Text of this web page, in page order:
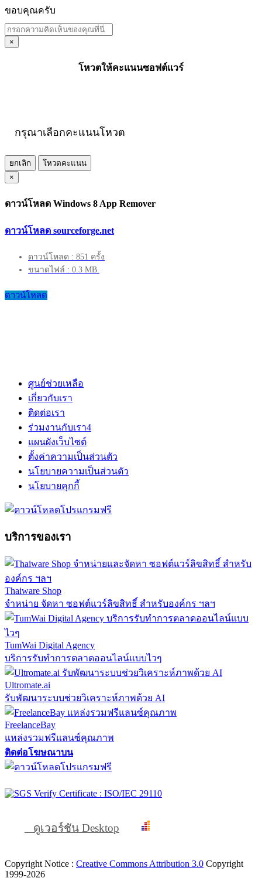
ขอบคุณครับ
×
โหวตให้คะแนนซอฟต์แวร์
กรุณาเลือกคะแนนโหวต
ยกเลิก
โหวตคะแนน
×
ดาวน์โหลด Windows 8 App Remover
ดาวน์โหลด sourceforge.net
ดาวน์โหลด : 851 ครั้ง
ขนาดไฟล์ : 0.3 MB.
ดาวน์โหลด
ศูนย์ช่วยเหลือ
เกี่ยวกับเรา
ติดต่อเรา
ร่วมงานกับเรา4
แผนผังเว็บไซต์
ตั้งค่าความเป็นส่วนตัว
นโยบายความเป็นส่วนตัว
นโยบายคุกกี้
บริการของเรา
Thaiware Shop
จำหน่าย จัดหา ซอฟต์แวร์ลิขสิทธิ์ สำหรับองค์กร ฯลฯ
TumWai Digital Agency
บริการรับทำการตลาดออนไลน์แบบไวๆ
Ultromate.ai
รับพัฒนาระบบช่วยวิเคราะห์ภาพด้วย AI
FreelanceBay
แหล่งรวมฟรีแลนซ์คุณภาพ
ติดต่อโฆษณาบน
ดูเวอร์ชัน Desktop
Copyright Notice : Creative Commons Attribution 3.0 Copyright
1999-2026